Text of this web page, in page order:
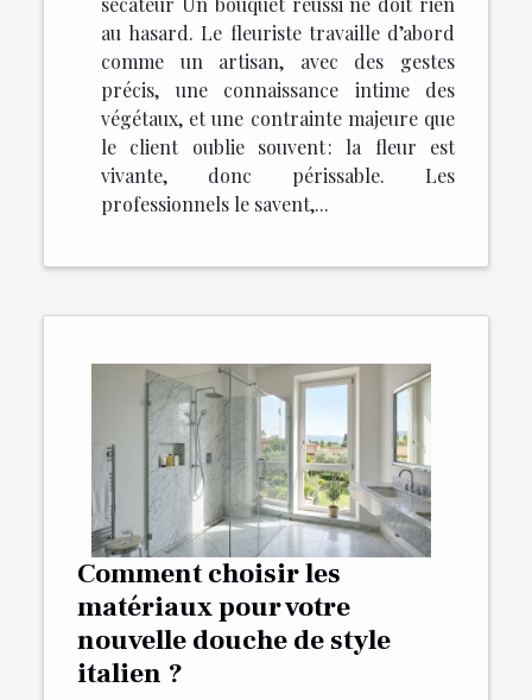
au hasard. Le fleuriste travaille d’abord
comme un artisan, avec des gestes
précis, une connaissance intime des
végétaux, et une contrainte majeure que
le client oublie souvent : la fleur est
vivante, donc périssable. Les
professionnels le savent,...
Comment choisir les
matériaux pour votre
nouvelle douche de style
italien ?